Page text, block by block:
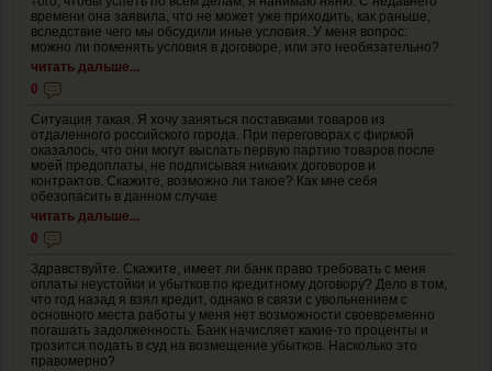
времени она заявила, что не может уже приходить, как раньше,
вследствие чего мы обсудили иные условия. У меня вопрос:
можно ли поменять условия в договоре, или это необязательно?
читать дальше...
0
Ситуация такая. Я хочу заняться поставками товаров из
отдаленного российского города. При переговорах с фирмой
оказалось, что они могут выслать первую партию товаров после
моей предоплаты, не подписывая никаких договоров и
контрактов. Скажите, возможно ли такое? Как мне себя
обезопасить в данном случае
читать дальше...
0
Здравствуйте. Скажите, имеет ли банк право требовать с меня
оплаты неустойки и убытков по кредитному договору? Дело в том,
что год назад я взял кредит, однако в связи с увольнением с
основного места работы у меня нет возможности своевременно
погашать задолженность. Банк начисляет какие-то проценты и
грозится подать в суд на возмещение убытков. Насколько это
правомерно?